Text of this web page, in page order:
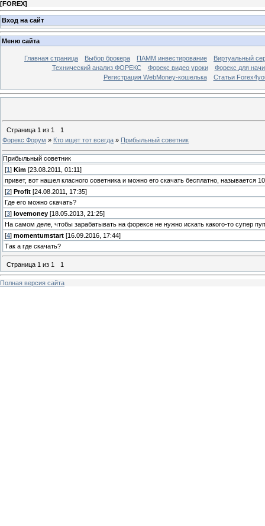
[FOREX]
Вход на сайт
Меню сайта
Главная страница Выбор брокера ПАММ инвестирование
Виртуальный
Технический анализ ФОРЕКС
Форекс видео уроки
Форекс для
Регистрация WebMoney-кошелька
Статьи
Страница 1 из 1
1
Форекс Форум » Кто ищет тот всегда » Прибыльный советник
Прибыльный советник
[1 ] Kim [23.08.2011, 01:11]
привет, вот нашел класного советника и можно его скачать бесплатно,
[2] Profit [24.08.2011, 17:35]
Где его можно скачать?
[3] lovemoney [18.05.2013, 21:25]
На самом деле, чтобы зарабатывать на форексе не нужно искать какого-то супер
[4] momentumstart [16.09.2016, 17:44]
Так а где скачать?
Страница 1 из 1 1
Полная версия сайта